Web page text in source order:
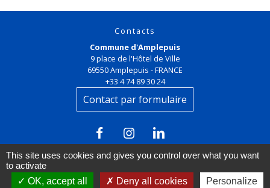
Contacts
Commune d'Amplepuis
9 place de l'Hôtel de Ville
69550 Amplepuis - FRANCE
+33 4 74 89 30 24
Contact par formulaire
This site uses cookies and gives you control over what you want
to activate
OK, accept all
Deny all cookies Personalize